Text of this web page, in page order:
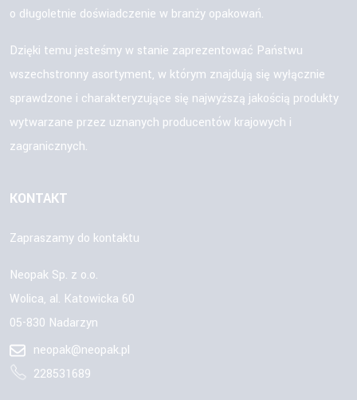
o długoletnie doświadczenie w branży opakowań.
Dzięki temu jesteśmy w stanie zaprezentować Państwu
wszechstronny asortyment, w którym znajdują się wyłącznie
sprawdzone i charakteryzujące się najwyższą jakością produkty
wytwarzane przez uznanych producentów krajowych i
zagranicznych.
KONTAKT
Zapraszamy do kontaktu
Neopak Sp. z o.o.
Wolica, al. Katowicka 60
05-830 Nadarzyn
neopak@neopak.pl
228531689